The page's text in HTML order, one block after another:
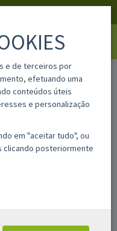
DE PESQUISA AVANÇADA
e de terceiros por
efetuando uma
conteúdos úteis
e personalização
em "aceitar tudo", ou
clicando posteriormente